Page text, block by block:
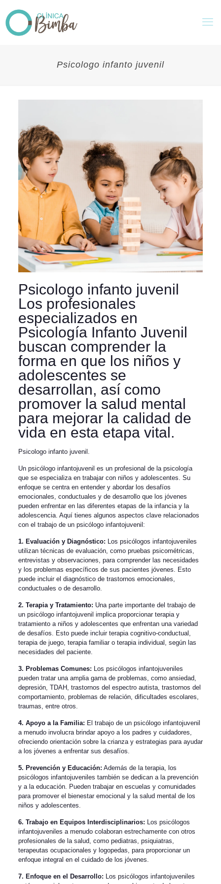
Psicologo infanto juvenil
Psicologo infanto juvenil
Los profesionales
especializados en
Psicología Infanto Juvenil
buscan comprender la
forma en que los niños y
adolescentes se
desarrollan, así como
promover la salud mental
para mejorar la calidad de
vida en esta etapa vital.
Psicologo infanto juvenil.
Un psicólogo infantojuvenil es un profesional de la psicología
que se especializa en trabajar con niños y adolescentes. Su
enfoque se centra en entender y abordar los desafíos
emocionales, conductuales y de desarrollo que los jóvenes
pueden enfrentar en las diferentes etapas de la infancia y la
adolescencia. Aquí tienes algunos aspectos clave relacionados
con el trabajo de un psicólogo infantojuvenil:
1. Evaluación y Diagnóstico: Los psicólogos infantojuveniles
utilizan técnicas de evaluación, como pruebas psicométricas,
entrevistas y observaciones, para comprender las necesidades
y los problemas específicos de sus pacientes jóvenes. Esto
puede incluir el diagnóstico de trastornos emocionales,
conductuales o de desarrollo.
2. Terapia y Tratamiento: Una parte importante del trabajo de
un psicólogo infantojuvenil implica proporcionar terapia y
tratamiento a niños y adolescentes que enfrentan una variedad
de desafíos. Esto puede incluir terapia cognitivo-conductual,
terapia de juego, terapia familiar o terapia individual, según las
necesidades del paciente.
3. Problemas Comunes: Los psicólogos infantojuveniles
pueden tratar una amplia gama de problemas, como ansiedad,
depresión, TDAH, trastornos del espectro autista, trastornos del
comportamiento, problemas de relación, dificultades escolares,
traumas, entre otros.
4. Apoyo a la Familia: El trabajo de un psicólogo infantojuvenil
a menudo involucra brindar apoyo a los padres y cuidadores,
ofreciendo orientación sobre la crianza y estrategias para ayudar
a los jóvenes a enfrentar sus desafíos.
5. Prevención y Educación: Además de la terapia, los
psicólogos infantojuveniles también se dedican a la prevención
y a la educación. Pueden trabajar en escuelas y comunidades
para promover el bienestar emocional y la salud mental de los
niños y adolescentes.
6. Trabajo en Equipos Interdisciplinarios: Los psicólogos
infantojuveniles a menudo colaboran estrechamente con otros
profesionales de la salud, como pediatras, psiquiatras,
terapeutas ocupacionales y logopedas, para proporcionar un
enfoque integral en el cuidado de los jóvenes.
7. Enfoque en el Desarrollo: Los psicólogos infantojuveniles